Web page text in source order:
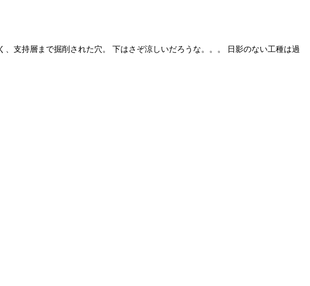
支持層まで掘削された穴。 下はさぞ涼しいだろうな。。。 日影のない工種は過